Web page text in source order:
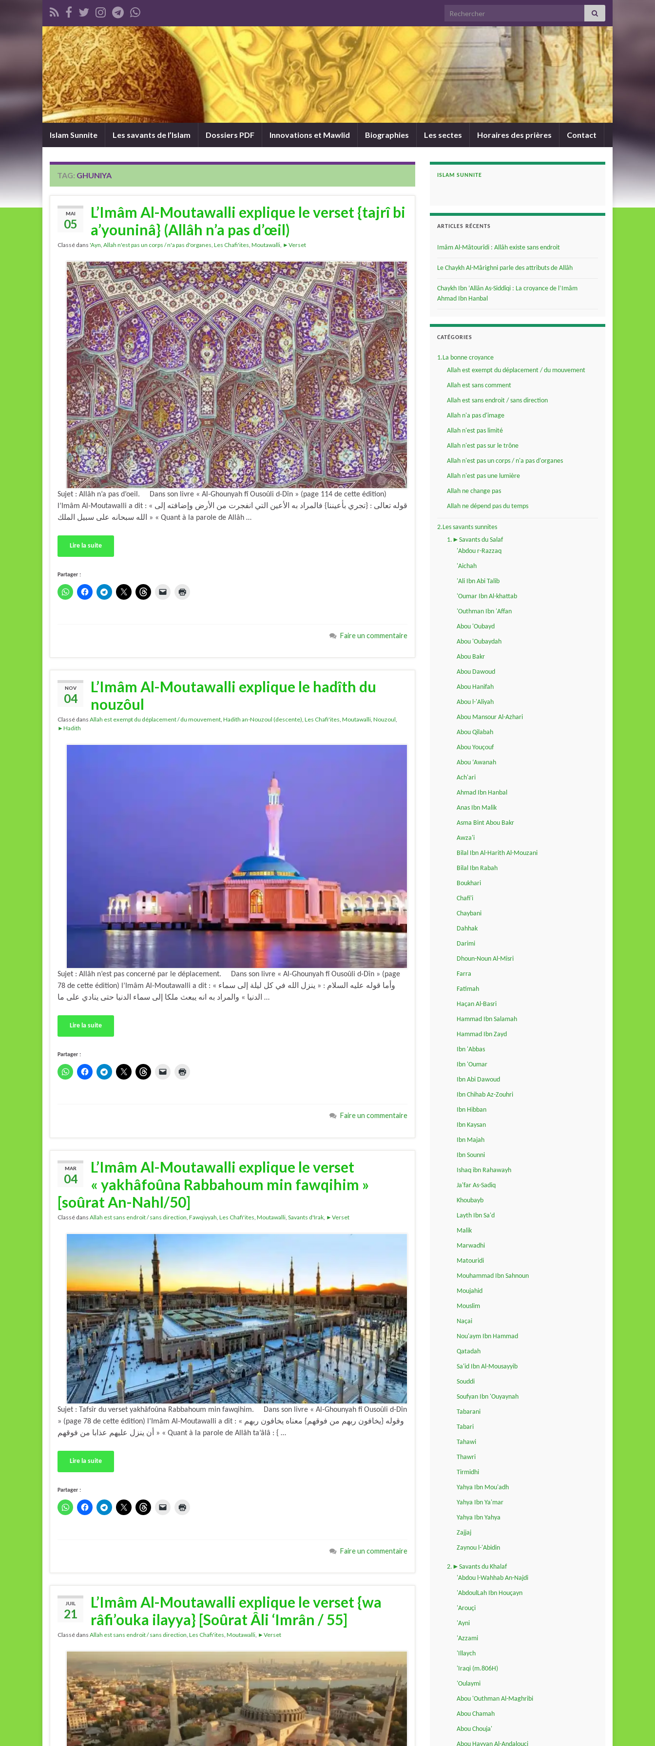
Search for:
Islam Sunnite Les savants de l’Islam Dossiers PDF Innovations et Mawlid Biographies Les sectes Horaires des prières Contact
TAG: GHUNIYA
MAI
05
L’Imâm Al-Moutawalli explique le verset {tajrî bi
a’youninâ} (Allâh n’a pas d’œil)
Classé dans 'Ayn, Allah n'est pas un corps / n'a pas d'organes, Les Chafi'ites, Moutawalli, ►Verset
Sujet : Allâh n’a pas d’oeil. Dans son livre « Al-Ghounyah fî Ousoûli d-Dîn » (page 114 de cette édition)
l’Imâm Al-Moutawalli a dit : « قوله تعالى : {تجري بأعيننا} فالمراد به الأعين التي انفجرت من الأرض وإضافته إلى
الله سبحانه على سبيل الملك » « Quant à la parole de Allâh …
Lire la suite
Partager :
Faire un commentaire
NOV
04
L’Imâm Al-Moutawalli explique le hadîth du
nouzôul
Classé dans Allah est exempt du déplacement / du mouvement, Hadith an-Nouzoul (descente), Les Chafi'ites, Moutawalli, Nouzoul,
►Hadith
Sujet : Allâh n’est pas concerné par le déplacement. Dans son livre « Al-Ghounyah fî Ousoûli d-Dîn » (page
78 de cette édition) l’Imâm Al-Moutawalli a dit : « وأما قوله عليه السلام : « ينزل الله في كل ليلة إلى سماء
الدنيا » والمراد به انه يبعث ملكا إلى سماء الدنيا حتى ينادي على ما …
Lire la suite
Partager :
Faire un commentaire
MAR
04
L’Imâm Al-Moutawalli explique le verset
« yakhâfoûna Rabbahoum min fawqihim »
[soûrat An-Nahl/50]
Classé dans Allah est sans endroit / sans direction Fawqiyyah Les Chafi'ites Moutawalli Savants d'Irak ►Verset
Sujet : Tafsîr du verset yakhâfoûna Rabbahoum min fawqihim. Dans son livre « Al-Ghounyah fî Ousoûli d-Dîn
» (page 78 de cette édition) l’Imâm Al-Moutawalli a dit : « وقوله {يخافون ربهم من فوقهم} معناه يخافون ربهم
أن ينزل عليهم عذابا من فوقهم » « Quant à la parole de Allâh ta’âlâ : { …
Lire la suite
Partager :
Faire un commentaire
JUIL
21
L’Imâm Al-Moutawalli explique le verset {wa
râfi’ouka ilayya} [Soûrat Âli ‘Imrân / 55]
Classé dans Allah est sans endroit / sans direction, Les Chafi'ites, Moutawalli, ►Verset
ISLAM SUNNITE
ARTICLES RÉCENTS
Imâm Al-Mâtourîdi : Allâh existe sans endroit
Le Chaykh Al-Mârighni parle des attributs de Allâh
Chaykh Ibn ‘Allân As-Siddîqi : La croyance de l’Imâm
Ahmad Ibn Hanbal
CATÉGORIES
1.La bonne croyance
Allah est exempt du déplacement / du mouvement
Allah est sans comment
Allah est sans endroit / sans direction
Allah n'a pas d'image
Allah n'est pas limité
Allah n'est pas sur le trône
Allah n'est pas un corps / n'a pas d'organes
Allah n'est pas une lumière
Allah ne change pas
Allah ne dépend pas du temps
2.Les savants sunnites
1.►Savants du Salaf
'Abdou r-Razzaq
'Aichah
'Ali Ibn Abi Talib
'Oumar Ibn Al-khattab
'Outhman Ibn 'Affan
Abou 'Oubayd
Abou 'Oubaydah
Abou Bakr
Abou Dawoud
Abou Hanifah
Abou l-'Aliyah
Abou Mansour Al-Azhari
Abou Qilabah
Abou Youçouf
Abou ‘Awanah
Ach'ari
Ahmad Ibn Hanbal
Anas Ibn Malik
Asma Bint Abou Bakr
Awza'i
Bilal Ibn Al-Harith Al-Mouzani
Bilal Ibn Rabah
Boukhari
Chafi'i
Chaybani
Dahhak
Darimi
Dhoun-Noun Al-Misri
Farra
Fatimah
Haçan Al-Basri
Hammad Ibn Salamah
Hammad Ibn Zayd
Ibn 'Abbas
Ibn 'Oumar
Ibn Abi Dawoud
Ibn Chihab Az-Zouhri
Ibn Hibban
Ibn Kaysan
Ibn Majah
Ibn Sounni
Ishaq ibn Rahawayh
Ja'far As-Sadiq
Khoubayb
Layth Ibn Sa'd
Malik
Marwadhi
Matouridi
Mouhammad Ibn Sahnoun
Moujahid
Mouslim
Naçai
Nou'aym Ibn Hammad
Qatadah
Sa'id Ibn Al-Mousayyib
Souddi
Soufyan Ibn 'Ouyaynah
Tabarani
Tabari
Tahawi
Thawri
Tirmidhi
Yahya Ibn Mou'adh
Yahya Ibn Ya'mar
Yahya Ibn Yahya
Zajjaj
Zaynou l-'Abidin
2.►Savants du Khalaf
'Abdou l-Wahhab An-Najdi
'AbdoulLah Ibn Houçayn
'Arouçi
'Ayni
'Azzami
'Illaych
'Iraqi (m.806H)
'Oulaymi
Abou 'Outhman Al-Maghribi
Abou Chamah
Abou Chouja'
Abou Hayyan Al-Andalouçi